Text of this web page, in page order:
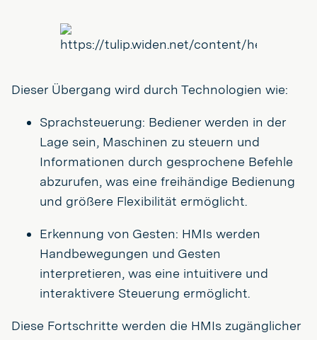
Dieser Übergang wird durch Technologien wie:
Sprachsteuerung: Bediener werden in der
Lage sein, Maschinen zu steuern und
Informationen durch gesprochene Befehle
abzurufen, was eine freihändige Bedienung
und größere Flexibilität ermöglicht.
Erkennung von Gesten: HMIs werden
Handbewegungen und Gesten
interpretieren, was eine intuitivere und
interaktivere Steuerung ermöglicht.
Diese Fortschritte werden die HMIs zugänglicher